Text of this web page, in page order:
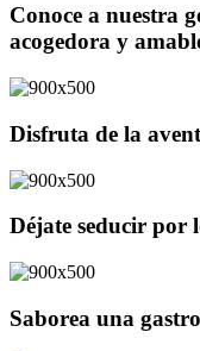
Conoce a nuestra
acogedora y
Disfruta de la
Déjate seducir por
Saborea una